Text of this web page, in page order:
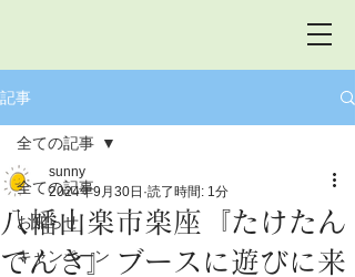
記事
全ての記事
お知らせ
キャンペーン
全ての記事
八幡山楽市楽座『たけたん
でんき』ブースに遊びに来
sunny
2024年9月30日 読了時間: 1分